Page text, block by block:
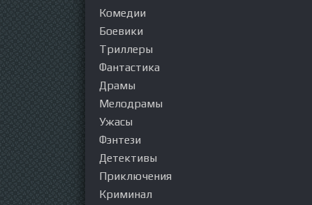
Комедии
Боевики
Триллеры
Фантастика
Драмы
Мелодрамы
Ужасы
Фэнтези
Детективы
Приключения
Криминал